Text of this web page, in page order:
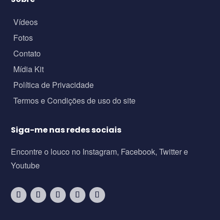
Vídeos
Fotos
Contato
Mídia Kit
Política de Privacidade
Termos e Condições de uso do site
Siga-me nas redes sociais
Encontre o louco no Instagram, Facebook, Twitter e
Youtube